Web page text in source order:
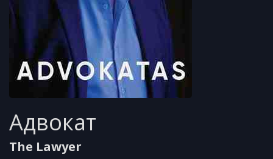
Адвокат
The Lawyer